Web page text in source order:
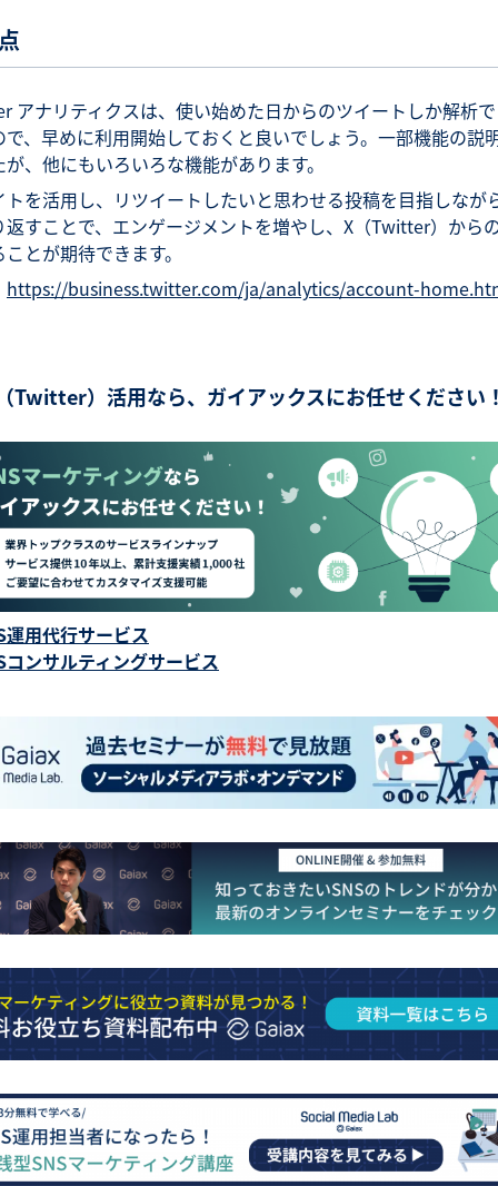
アナリティクスは、使い始めた日からのツイートしか解析
で、早めに利用開始しておくと良いでしょう。一部機能の説
、他にもいろいろな機能があります。
トを活用し、リツイートしたいと思わせる投稿を目指しなが
返すことで、エンゲージメントを増やし、X（Twitter）から
とが期待できます。
https://business.twitter.com/ja/analytics/account-
Twitter）活用なら、ガイアックスにお任せください
用代行サービス
ンサルティングサービス